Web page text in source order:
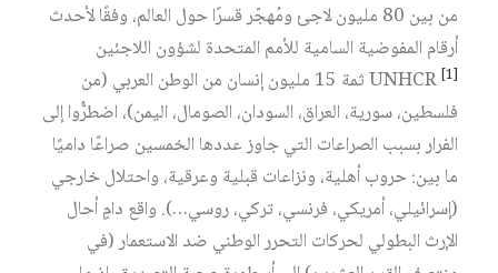
من بين 80 مليون لاجئ ومُهجّر قسرًا حول العالم، وفقًا لأحدث
أرقام المفوضية السامية للأمم المتحدة لشؤون اللاجئين
UNHCR[1]
ثمة 15 مليون إنسان من الوطن العربي (من
فلسطين، سورية، العراق، السودان، الصومال، اليمن)، اضطرُّوا إلى
الفرار بسبب الصراعات التي جاوز عددها الخمسين صراعًا داميًا
ما بين: حروب أهلية، ونزاعات قبلية وعرقية، واحتلال خارجي
(إسرائيلي، أمريكي، فرنسي، تركي، روسي…). واقع دامٍ أحال
الإرث البطولي لحركات التحرر الوطني ضد الاستعمار (في